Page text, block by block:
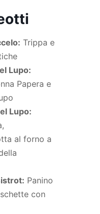
Trippa e
Lupo:
Papera e
Lupo:
al forno a
Panino
con